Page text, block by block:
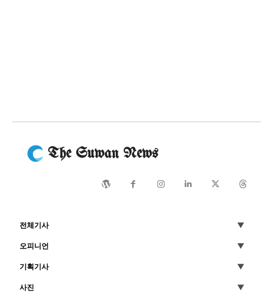
The Suwan News
전체기사
오피니언
기획기사
사진